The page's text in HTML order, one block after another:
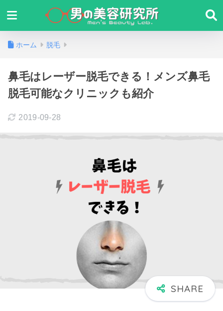
ホーム 脱毛
鼻毛はレーザー脱毛できる！メンズ鼻毛
脱毛可能なクリニックも紹介
2019-09-28